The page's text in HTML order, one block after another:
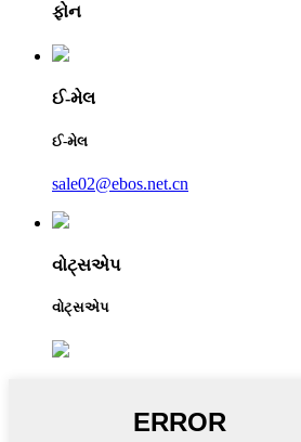
ફોન
ઈ-મેલ
ઈ-મેલ
sale02@ebos.net.cn
વોટ્સએપ
વોટ્સએપ